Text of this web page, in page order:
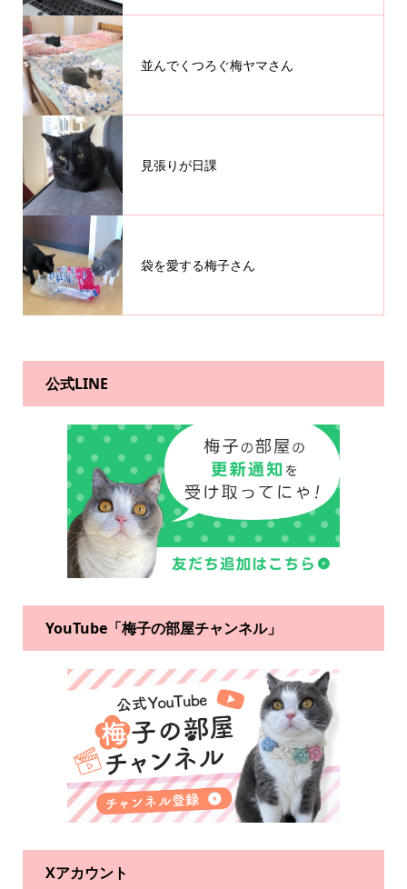
並んでくつろぐ梅ヤマさん
見張りが日課
袋を愛する梅子さん
公式LINE
YouTube「梅子の部屋チャンネル」
Xアカウント